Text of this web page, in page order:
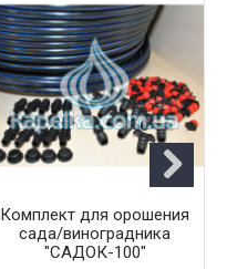
Комплект для орошения
сада/виноградника
"САДОК-100"